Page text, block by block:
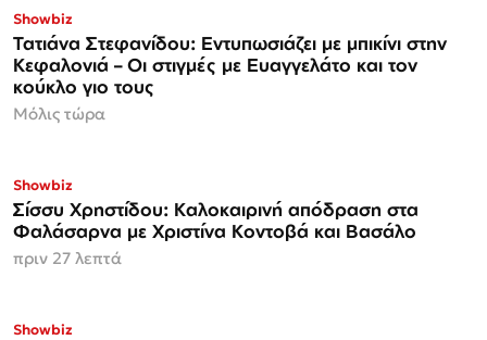
Showbiz
Τατιάνα Στεφανίδου: Εντυπωσιάζει με μπικίνι στην
Κεφαλονιά – Οι στιγμές με Ευαγγελάτο και τον
κούκλο γιο τους
Μόλις τώρα
Showbiz
Σίσσυ Χρηστίδου: Καλοκαιρινή απόδραση στα
Φαλάσαρνα με Χριστίνα Κοντοβά και Βασάλο
πριν 27 λεπτά
Showbiz